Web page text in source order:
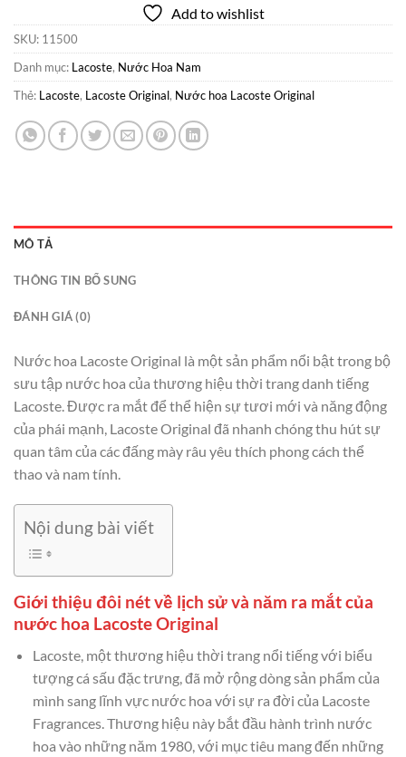
Add to wishlist
SKU: 11500
Danh mục: Lacoste, Nước Hoa Nam
Thẻ: Lacoste, Lacoste Original, Nước hoa Lacoste Original
MÔ TẢ
THÔNG TIN BỔ SUNG
ĐÁNH GIÁ (0)
Nước hoa Lacoste Original là một sản phẩm nổi bật trong bộ
sưu tập nước hoa của thương hiệu thời trang danh tiếng
Lacoste. Được ra mắt để thể hiện sự tươi mới và năng động
của phái mạnh, Lacoste Original đã nhanh chóng thu hút sự
quan tâm của các đấng mày râu yêu thích phong cách thể
thao và nam tính.
Nội dung bài viết
Giới thiệu đôi nét về lịch sử và năm ra mắt của
nước hoa Lacoste Original
Lacoste, một thương hiệu thời trang nổi tiếng với biểu
tượng cá sấu đặc trưng, đã mở rộng dòng sản phẩm của
mình sang lĩnh vực nước hoa với sự ra đời của Lacoste
Fragrances. Thương hiệu này bắt đầu hành trình nước
hoa vào những năm 1980, với mục tiêu mang đến những